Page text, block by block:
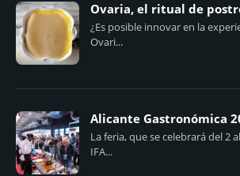
Ovaria, el ritual de
¿Es posible innovar en la
Ovari...
Alicante Gastronómica
La feria, que se celebrará del 2
IFA...